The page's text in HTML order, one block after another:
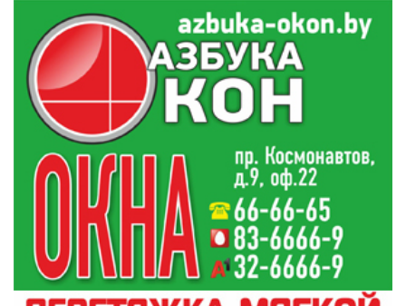
соответствует планке в 5000 шагов в день.
Это около 40 мин. ходьбы: 20 мин. утром и
столько же вечером. Цифра легко
достижима, если нет серьезных заболеваний.
Увеличивать нагрузку в 5000 шагов нужно,
ведь сидячая работа – это неестественный
вид деятельности для человека. Простой и
доступный вид активности – ходьба –
снижает риск сердечно-сосудистых
заболеваний и артериальное давление. С
помощью ходьбы можно потратить больше
калорий, особенно если вы идете по рельефу
или быстрым шагом.